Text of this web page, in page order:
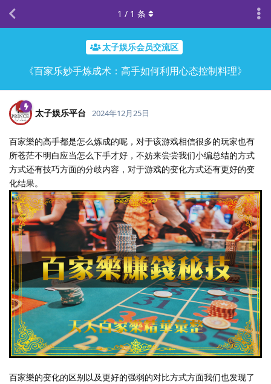
太子娱乐会员交流区
《百家乐妙手炼成术：高手如何利用心态控制料理》
1 / 1 条
太子娱乐平台 2024年12月25日
百家樂的高手都是怎么炼成的呢，对于该游戏相信很多的玩家也有
所苍茫不明白应当怎么下手才好，不妨来尝尝我们小编总结的方式
方式还有技巧方面的分歧内容，对于游戏的变化方式还有更好的变
化结果。
百家樂的变化的区别以及更好的强弱的对比方式方面我们也发现了